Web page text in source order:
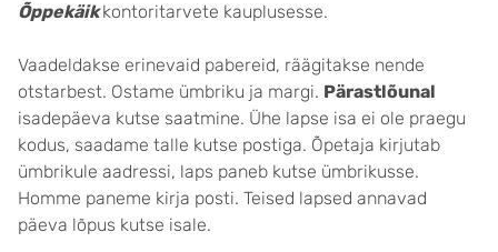
Õppekäik kontoritarvete kauplusesse.
Vaadeldakse erinevaid pabereid, räägitakse nende
otstarbest. Ostame ümbriku ja margi. Pärastlõunal
isadepäeva kutse saatmine. Ühe lapse isa ei ole praegu
kodus, saadame talle kutse postiga. Õpetaja kirjutab
ümbrikule aadressi, laps paneb kutse ümbrikusse.
Homme paneme kirja posti. Teised lapsed annavad
päeva lõpus kutse isale.